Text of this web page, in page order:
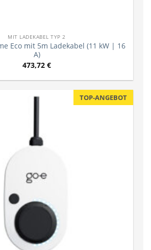
MIT LADEKABEL TYP 2
Eco mit 5m Ladekabel (11 kW | 16
A)
473,72 €
TOP-ANGEBOT